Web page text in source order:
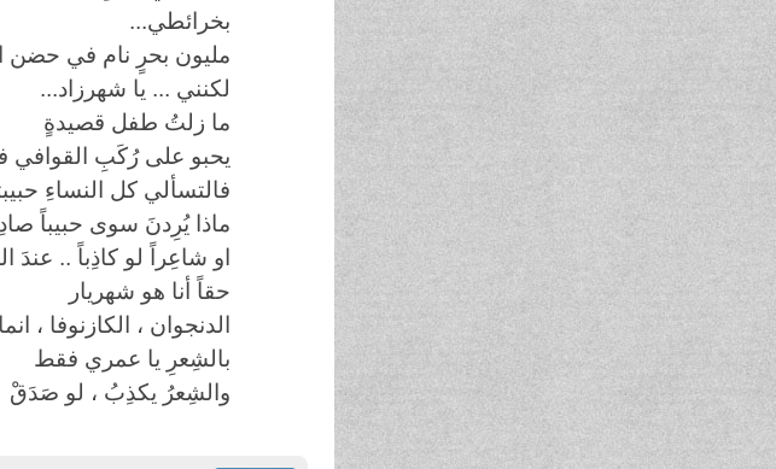
بخرائطي...
مليون بحرٍ نام في حضن
لكنني ... يا شهرزاد...
ما زلتُ طفل قصيدةٍ
يحبو على رُكَبِ القوافي
فالتسألي كل النساءِ
ماذا يُرِدنَ سوى حبيباً
او شاعِراً لو كاذِباً .. عندَ
حقاً أنا هو شهريار
الدنجوان ، الكازنوفا ، انما
بالشِعرِ يا عمري فقط
والشِعرُ يكذِبُ ، لو صَدَقْ